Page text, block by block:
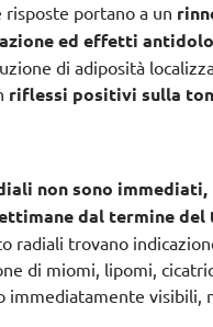
risposte portano a un
ed effetti
di adiposità
riflessi positivi sulla
non sono
dal termine
radiali trovano
di miomi, lipomi,
immediatamente visibili,